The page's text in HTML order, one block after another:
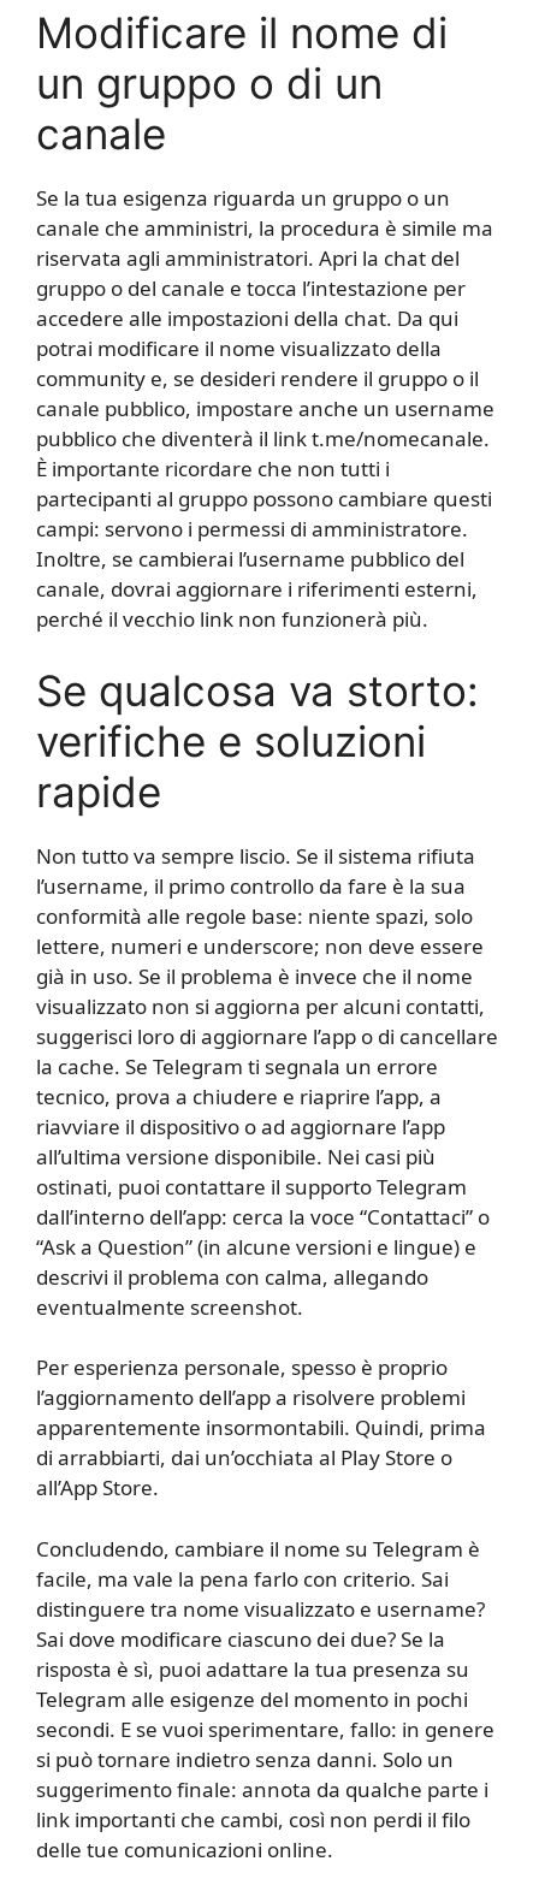
Modificare il nome di
un gruppo o di un
canale
Se la tua esigenza riguarda un gruppo o un
canale che amministri, la procedura è simile ma
riservata agli amministratori. Apri la chat del
gruppo o del canale e tocca l’intestazione per
accedere alle impostazioni della chat. Da qui
potrai modificare il nome visualizzato della
community e, se desideri rendere il gruppo o il
canale pubblico, impostare anche un username
pubblico che diventerà il link t.me/nomecanale.
È importante ricordare che non tutti i
partecipanti al gruppo possono cambiare questi
campi: servono i permessi di amministratore.
Inoltre, se cambierai l’username pubblico del
canale, dovrai aggiornare i riferimenti esterni,
perché il vecchio link non funzionerà più.
Se qualcosa va storto:
verifiche e soluzioni
rapide
Non tutto va sempre liscio. Se il sistema rifiuta
l’username, il primo controllo da fare è la sua
conformità alle regole base: niente spazi, solo
lettere, numeri e underscore; non deve essere
già in uso. Se il problema è invece che il nome
visualizzato non si aggiorna per alcuni contatti,
suggerisci loro di aggiornare l’app o di cancellare
la cache. Se Telegram ti segnala un errore
tecnico, prova a chiudere e riaprire l’app, a
riavviare il dispositivo o ad aggiornare l’app
all’ultima versione disponibile. Nei casi più
ostinati, puoi contattare il supporto Telegram
dall’interno dell’app: cerca la voce “Contattaci” o
“Ask a Question” (in alcune versioni e lingue) e
descrivi il problema con calma, allegando
eventualmente screenshot.
Per esperienza personale, spesso è proprio
l’aggiornamento dell’app a risolvere problemi
apparentemente insormontabili. Quindi, prima
di arrabbiarti, dai un’occhiata al Play Store o
all’App Store.
Concludendo, cambiare il nome su Telegram è
facile, ma vale la pena farlo con criterio. Sai
distinguere tra nome visualizzato e username?
Sai dove modificare ciascuno dei due? Se la
risposta è sì, puoi adattare la tua presenza su
Telegram alle esigenze del momento in pochi
secondi. E se vuoi sperimentare, fallo: in genere
si può tornare indietro senza danni. Solo un
suggerimento finale: annota da qualche parte i
link importanti che cambi, così non perdi il filo
delle tue comunicazioni online.